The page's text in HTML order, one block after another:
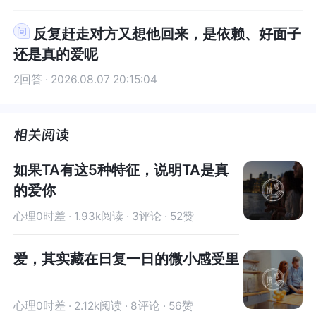
艰难的，尤其是在如此复杂的情况下，给自己一些
时间，慢慢梳理清楚自己的内心想法，不要仓促做
决定，无论选择等待还是放下，最终的目的都是希
望自己能够收获幸福、健康的感情生活。
艰难的，尤其是在如此复杂的情况下，给自己一些
时间，慢慢梳理清楚自己的内心想法，不要仓促做
决定，无论选择等待还是放下，最终的目的都是希
望自己能够收获幸福、健康的感情生活。
反复赶走对方又想他回来，是依赖、好面子
还是真的爱呢
2回答 · 2026.08.07 20:15:04
如果TA有这5种特征，说明TA是真
的爱你
心理0时差 · 1.93k阅读 · 3评论 · 52赞
爱，其实藏在日复一日的微小感受里
心理0时差 · 2.12k阅读 · 8评论 · 56赞